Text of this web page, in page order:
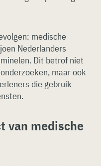
medische
Nederlanders
Dit betrof niet
maar ook
die gebruik
van medische